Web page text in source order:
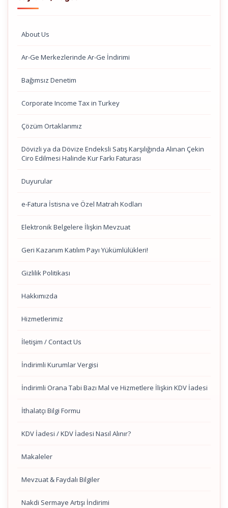
About Us
Ar-Ge Merkezlerinde Ar-Ge İndirimi
Bağımsız Denetim
Corporate Income Tax in Turkey
Çözüm Ortaklarımız
Dövizli ya da Dövize Endeksli Satış Karşılığında Alınan Çekin
Ciro Edilmesi Halinde Kur Farkı Faturası
Duyurular
e-Fatura İstisna ve Özel Matrah Kodları
Elektronik Belgelere İlişkin Mevzuat
Geri Kazanım Katılım Payı Yükümlülükleri!
Gizlilik Politikası
Hakkımızda
Hizmetlerimiz
İletişim / Contact Us
İndirimli Kurumlar Vergisi
İndirimli Orana Tabi Bazı Mal ve Hizmetlere İlişkin KDV İadesi
İthalatçı Bilgi Formu
KDV İadesi / KDV İadesi Nasıl Alınır?
Makaleler
Mevzuat & Faydalı Bilgiler
Nakdi Sermaye Artışı İndirimi